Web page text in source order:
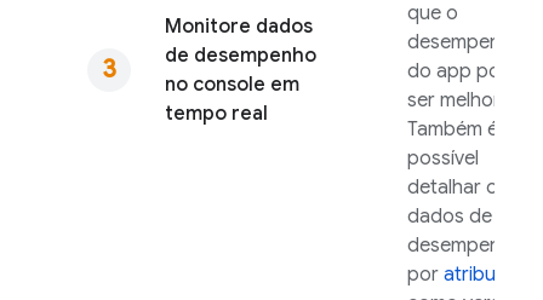
Monitore dados
de desempenho
no console em
tempo real
que o
desempenho
do app pode
ser melhorado.
Também é
possível
detalhar os
dados de
desempenho
por atributos